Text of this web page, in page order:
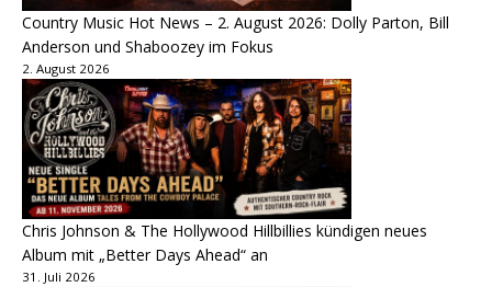
Country Music Hot News – 2. August 2026: Dolly Parton, Bill
Anderson und Shaboozey im Fokus
2. August 2026
Chris Johnson & The Hollywood Hillbillies kündigen neues
Album mit „Better Days Ahead“ an
31. Juli 2026